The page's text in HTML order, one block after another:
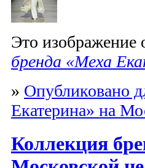
Это
бренда «Меха
» Опубликовано
Екатерина» на
Коллекция